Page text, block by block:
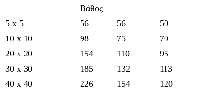
Βάθος
5 x 5
56 56
50
10 x 10
98 75
70
20 x 20
154 110
95
30 x 30
185 132
113
40 x 40
226 154
120